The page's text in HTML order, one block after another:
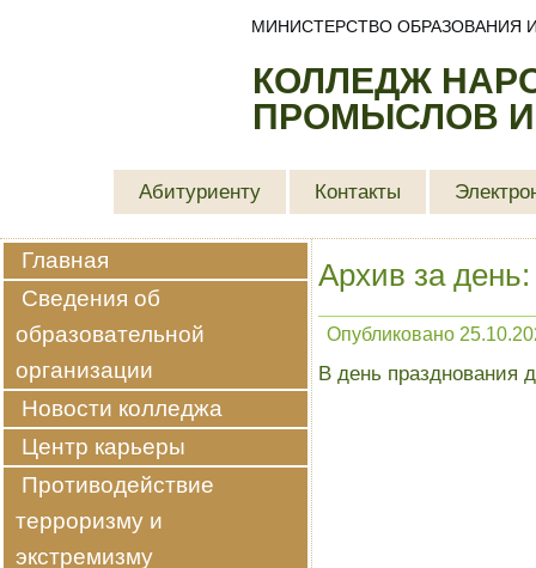
КОЛЛЕДЖ
ПРОМЫСЛОВ
МИНИСТЕРСТВО ОБРАЗОВАНИЯ
Абитуриенту Контакты
Главная
Сведения об
образовательной
организации
Новости колледжа
Центр карьеры
Противодействие
терроризму и
экстремизму
Архив за
Опубликовано
В день празднования